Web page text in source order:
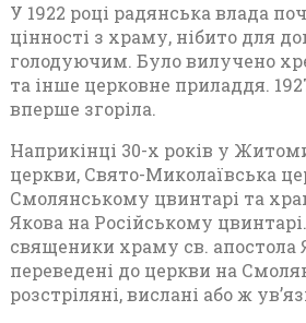
У 1922 році радянська влада
цінності з храму, нібито для
голодуючим. Було вилучено
та інше церковне приладдя.
вперше згоріла.
Наприкінці 30-х років у
церкви, Свято-Миколаївська
Смолянському цвинтарі та
Якова на Російському
священики храму св. апостола
переведені до церкви на
розстріляні, вислані або ж